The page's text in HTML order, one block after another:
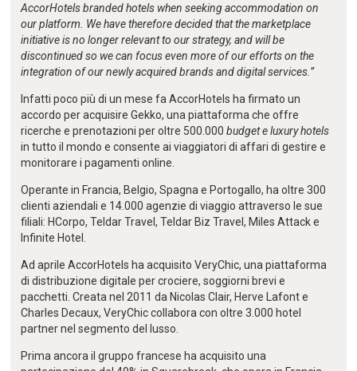
AccorHotels branded hotels when seeking accommodation on
our platform. We have therefore decided that the marketplace
initiative is no longer relevant to our strategy, and will be
discontinued so we can focus even more of our efforts on the
integration of our newly acquired brands and digital services.”
Infatti poco più di un mese fa AccorHotels ha firmato un
accordo per acquisire Gekko, una piattaforma che offre
ricerche e prenotazioni per oltre 500.000budget e luxury hotels
in tutto il mondo e consente ai viaggiatori di affari di gestire e
monitorare i pagamenti online.
Operante in Francia, Belgio, Spagna e Portogallo, ha oltre 300
clienti aziendali e 14.000 agenzie di viaggio attraverso le sue
filiali: HCorpo, Teldar Travel, Teldar Biz Travel, Miles Attack e
Infinite Hotel.
Ad aprile AccorHotels ha acquisito VeryChic, una piattaforma
di distribuzione digitale per crociere, soggiorni brevi e
pacchetti. Creata nel 2011 da Nicolas Clair, Herve Lafont e
Charles Decaux, VeryChic collabora con oltre 3.000 hotel
partner nel segmento del lusso.
Prima ancora il gruppo francese ha acquisito una